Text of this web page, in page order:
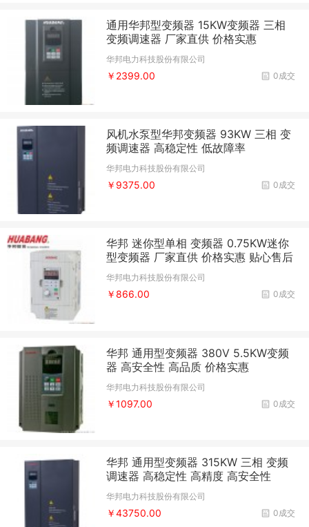
通用华邦型变频器 15KW变频器 三相
变频调速器 厂家直供 价格实惠
华邦电力科技股份有限公司
0成交
￥2399.00
风机水泵型华邦变频器 93KW 三相 变
频调速器 高稳定性 低故障率
华邦电力科技股份有限公司
0成交
￥9375.00
华邦 迷你型单相 变频器 0.75KW迷你
型变频器 厂家直供 价格实惠 贴心售后
华邦电力科技股份有限公司
0成交
￥866.00
华邦 通用型变频器 380V 5.5KW变频
器 高安全性 高品质 价格实惠
华邦电力科技股份有限公司
0成交
￥1097.00
华邦 通用型变频器 315KW 三相 变频
调速器 高稳定性 高精度 高安全性
华邦电力科技股份有限公司
0成交
￥43750.00